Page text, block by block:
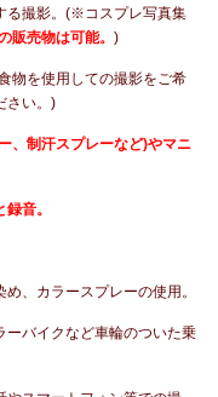
る撮影。(※コスプレ写真集
販売物は可能。)
物を使用しての撮影をご希
さい。)
、制汗スプレーなど)やマニ
音。
、カラースプレーの使用。
ーバイクなど車輪のついた乗